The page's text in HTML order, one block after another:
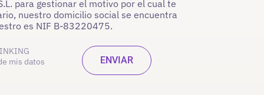
para gestionar el motivo por el cual te
nuestro domicilio social se encuentra
es NIF B-83220475.
mis datos